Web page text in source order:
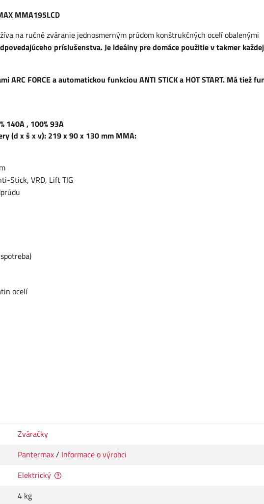
MMA195LCD
na ručné zváranie jednosmerným prúdom konštrukčných ocelí obalenými
príslušenstva. Je ideálny pre domáce použitie v takmer každej
ARC FORCE a automatickou funkciou ANTI STICK a HOT START. Má tiež
140A , 100% 93A
(d x š x v): 219 x 90 x 130 mm MMA:
Stick, VRD, Lift TIG
ocelí
Zváračky
Pantermax/ Informace o výrobci
Elektrický
4 kg